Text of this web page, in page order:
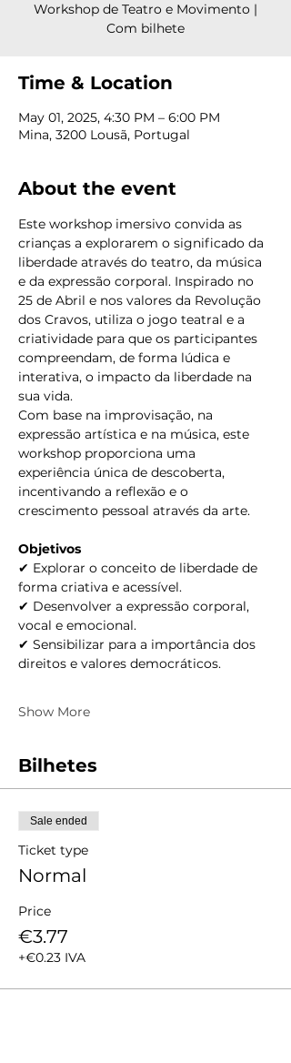
Workshop de Teatro e Movimento |
Com bilhete
Time & Location
May 01, 2025, 4:30 PM – 6:00 PM
Mina, 3200 Lousã, Portugal
About the event
Este workshop imersivo convida as
crianças a explorarem o significado da
liberdade através do teatro, da música
e da expressão corporal. Inspirado no
25 de Abril e nos valores da Revolução
dos Cravos, utiliza o jogo teatral e a
criatividade para que os participantes
compreendam, de forma lúdica e
interativa, o impacto da liberdade na
sua vida.
Com base na improvisação, na
expressão artística e na música, este
workshop proporciona uma
experiência única de descoberta,
incentivando a reflexão e o
crescimento pessoal através da arte.
Objetivos
✔ Explorar o conceito de liberdade de
forma criativa e acessível.
✔ Desenvolver a expressão corporal,
vocal e emocional.
✔ Sensibilizar para a importância dos
direitos e valores democráticos.
Show More
Bilhetes
Sale ended
Ticket type
Normal
Price
€3.77
+€0.23 IVA